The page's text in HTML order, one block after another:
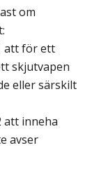
om
att för ett
skjutvapen
eller särskilt
att inneha
avser